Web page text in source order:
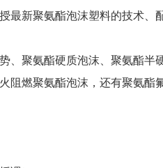
最新聚氨酯泡沫塑料的技术、
聚氨酯硬质泡沫、聚氨酯半
阻燃聚氨酯泡沫，还有聚氨酯